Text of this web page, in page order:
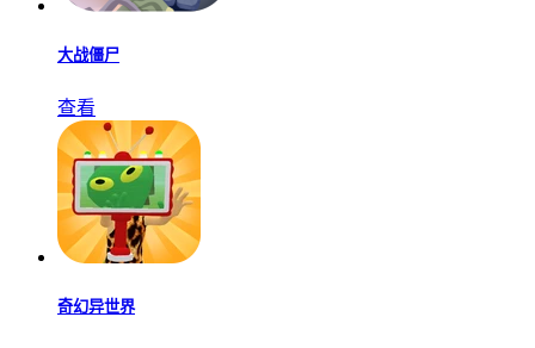
大战僵尸
查看
奇幻异世界